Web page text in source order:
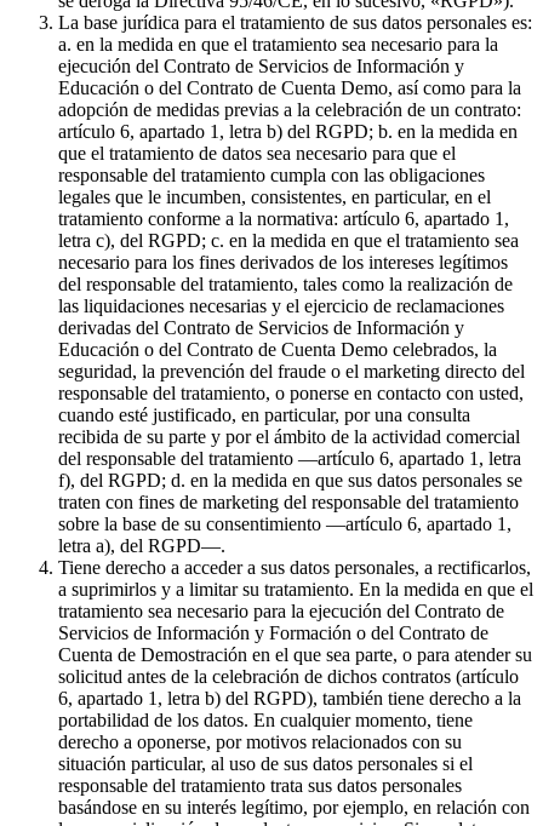
La base jurídica para el tratamiento de sus datos personales es:
a. en la medida en que el tratamiento sea necesario para la
ejecución del Contrato de Servicios de Información y
Educación o del Contrato de Cuenta Demo, así como para la
adopción de medidas previas a la celebración de un contrato:
artículo 6, apartado 1, letra b) del RGPD; b. en la medida en
que el tratamiento de datos sea necesario para que el
responsable del tratamiento cumpla con las obligaciones
legales que le incumben, consistentes, en particular, en el
tratamiento conforme a la normativa: artículo 6, apartado 1,
letra c), del RGPD; c. en la medida en que el tratamiento sea
necesario para los fines derivados de los intereses legítimos
del responsable del tratamiento, tales como la realización de
las liquidaciones necesarias y el ejercicio de reclamaciones
derivadas del Contrato de Servicios de Información y
Educación o del Contrato de Cuenta Demo celebrados, la
seguridad, la prevención del fraude o el marketing directo del
responsable del tratamiento, o ponerse en contacto con usted,
cuando esté justificado, en particular, por una consulta
recibida de su parte y por el ámbito de la actividad comercial
del responsable del tratamiento —artículo 6, apartado 1, letra
f), del RGPD; d. en la medida en que sus datos personales se
traten con fines de marketing del responsable del tratamiento
sobre la base de su consentimiento —artículo 6, apartado 1,
letra a), del RGPD—.
Tiene derecho a acceder a sus datos personales, a rectificarlos,
a suprimirlos y a limitar su tratamiento. En la medida en que el
tratamiento sea necesario para la ejecución del Contrato de
Servicios de Información y Formación o del Contrato de
Cuenta de Demostración en el que sea parte, o para atender su
solicitud antes de la celebración de dichos contratos (artículo
6, apartado 1, letra b) del RGPD), también tiene derecho a la
portabilidad de los datos. En cualquier momento, tiene
derecho a oponerse, por motivos relacionados con su
situación particular, al uso de sus datos personales si el
responsable del tratamiento trata sus datos personales
basándose en su interés legítimo, por ejemplo, en relación con